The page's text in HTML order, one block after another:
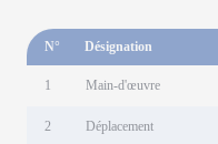
N° Désignation
1 Main-d'œuvre
2 Déplacement